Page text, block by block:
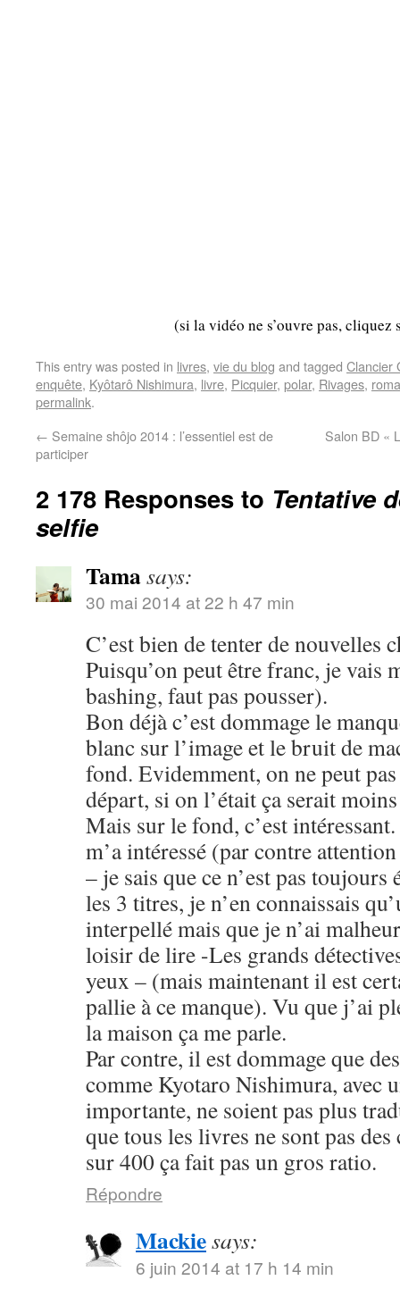
(si la vidéo ne s’ouvre pas, cliquez
This entry was posted in livres, vie du blog and tagged Clancier
enquête, Kyôtarô Nishimura, livre, Picquier, polar, Rivages,
permalink.
← Semaine shôjo 2014 : l’essentiel est de
participer
Salon BD «
2 178 Responses to Tentative
selfie
Tamasays:
30 mai 2014 at 22 h 47 min
C’est bien de tenter de nouvelles
Puisqu’on peut être franc, je vais
bashing, faut pas pousser).
Bon déjà c’est dommage le
blanc sur l’image et le bruit de
fond. Evidemment, on ne peut
départ, si on l’était ça serait
Mais sur le fond, c’est
m’a intéressé (par contre
– je sais que ce n’est pas
les 3 titres, je n’en connaissais
interpellé mais que je n’ai
loisir de lire -Les grands
yeux – (mais maintenant il est
pallie à ce manque). Vu que j’ai
la maison ça me parle.
Par contre, il est dommage que
comme Kyotaro Nishimura, avec
importante, ne soient pas plus
que tous les livres ne sont pas
sur 400 ça fait pas un gros ratio.
Répondre
Mackiesays:
6 juin 2014 at 17 h 14 min